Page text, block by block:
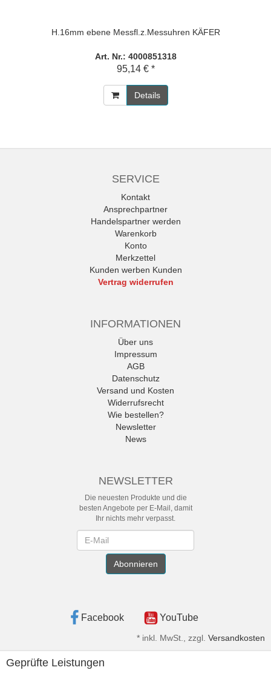
H.16mm ebene Messfl.z.Messuhren KÄFER
Art. Nr.: 4000851318
95,14 € *
Details
SERVICE
Kontakt
Ansprechpartner
Handelspartner werden
Warenkorb
Konto
Merkzettel
Kunden werben Kunden
Vertrag widerrufen
INFORMATIONEN
Über uns
Impressum
AGB
Datenschutz
Versand und Kosten
Widerrufsrecht
Wie bestellen?
Newsletter
News
NEWSLETTER
Die neuesten Produkte und die
besten Angebote per E-Mail, damit
Ihr nichts mehr verpasst.
Abonnieren
Facebook YouTube
* inkl. MwSt., zzgl. Versandkosten
Geprüfte Leistungen